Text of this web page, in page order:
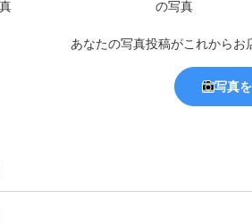
あなたの写真投稿がこれからお
写真